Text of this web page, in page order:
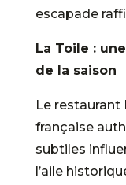
escapade
La Toile :
de la saison
Le restaurant
française
subtiles
l’aile